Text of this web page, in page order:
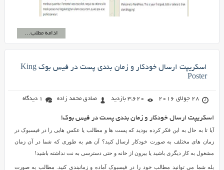
ادامه مطلب...
اسکریپت ارسال خودکار و زمان بندی پست در فیس بوک King
Poster
28 جولای 2016 3,620 بازدید صادق محمد زاده 1 دیدگاه
اسکریپت ارسال خودکار و زمان بندی پست در فیس بوک!
آیا تا به حال به این فکر کرده بودید که پست ها و مطالب یا عکس هایی را در فیسبوک در
زمان های مختلف به صورت خودکار ارسال کنید؟ آن هم به طوری که شما در آن زمان
مشغول به کار دیگری باشید یا بیرون از خانه و حتی دسترسی به نت نداشته باشید!
بله شما می توانید مطالب خود را در فیسبوک آماده و زمانبندی کنید. مطالب به صورت